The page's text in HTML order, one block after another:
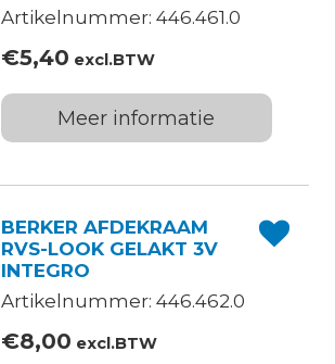
Artikelnummer: 446.461.0
€5,40 excl.BTW
Meer informatie
BERKER AFDEKRAAM
RVS-LOOK GELAKT 3V
INTEGRO
Artikelnummer: 446.462.0
€8,00 excl.BTW